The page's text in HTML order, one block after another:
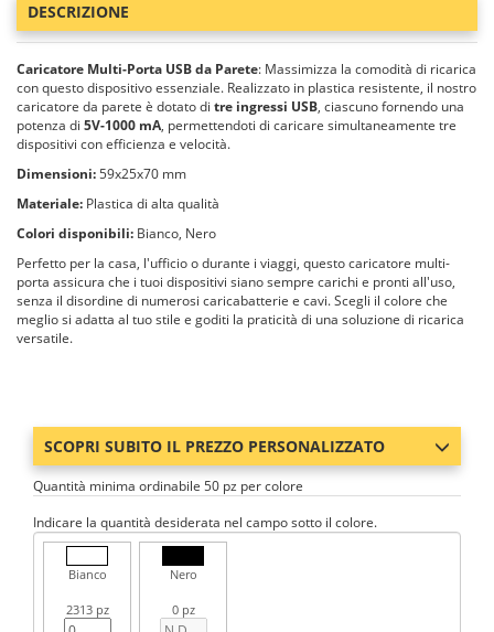
DESCRIZIONE
Caricatore Multi-Porta USB da Parete: Massimizza la comodità di ricarica
con questo dispositivo essenziale. Realizzato in plastica resistente, il nostro
caricatore da parete è dotato di tre ingressi USB, ciascuno fornendo una
potenza di 5V-1000 mA, permettendoti di caricare simultaneamente tre
dispositivi con efficienza e velocità.
Dimensioni:59x25x70 mm
Materiale: Plastica di alta qualità
Colori disponibili: Bianco, Nero
Perfetto per la casa, l'ufficio o durante i viaggi, questo caricatore multi-
porta assicura che i tuoi dispositivi siano sempre carichi e pronti all'uso,
senza il disordine di numerosi caricabatterie e cavi. Scegli il colore che
meglio si adatta al tuo stile e goditi la praticità di una soluzione di ricarica
versatile.
SCOPRI SUBITO IL PREZZO PERSONALIZZATO
Quantità minima ordinabile 50 pz per colore
Indicare la quantità desiderata nel campo sotto il colore.
Bianco
2313 pz
Nero
0 pz